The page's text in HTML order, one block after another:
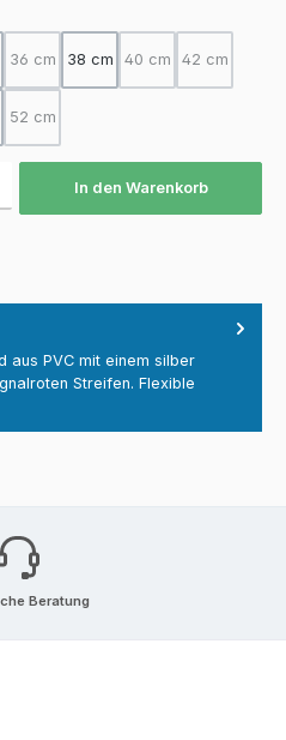
36 cm
(Diese Option ist zurzeit nicht
38 cm 40 cm
(Diese Option ist
42 cm
(Diese
ist zurzeit nicht verfügbar.)
52 cm
(Diese Option ist zurzeit nicht
In den Warenkorb
aus PVC mit einem silber
Streifen. Flexible
Beratung